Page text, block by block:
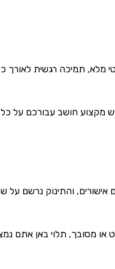
מלא, תמיכה רגשית
מקצוע חושב עבורכם על
והתינוק נרשם על
או מסובך, תלוי באן אתם